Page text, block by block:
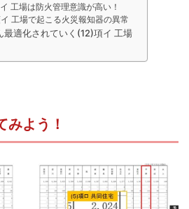
工場は防火管理意識が高い！
工場で起こる火災報知器の異常
適化されていく(12)項イ 工場
よう！